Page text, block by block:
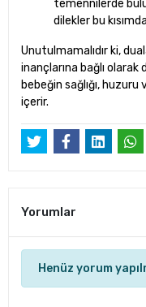
temennilerde
dilekler bu
Unutulmamalıdır ki,
inançlarına bağlı olarak
bebeğin sağlığı,
içerir.
Yorumlar
Henüz yorum